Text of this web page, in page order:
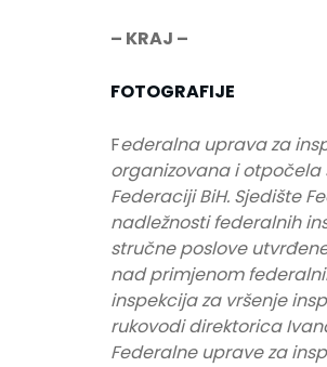
– KRAJ –
FOTOGRAFIJE
Federalna uprava za
organizovana i otpočela
Federaciji BiH. Sjedište
nadležnosti federalnih
stručne poslove
nad primjenom
inspekcija za vršenje
rukovodi direktorica
Federalne uprave za